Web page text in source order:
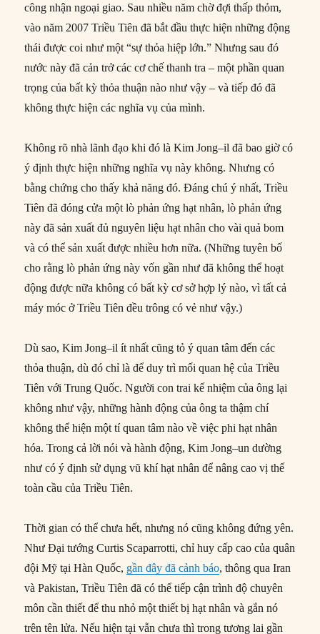
công nhận ngoại giao. Sau nhiều năm chờ đợi thấp thỏm,
vào năm 2007 Triều Tiên đã bắt đầu thực hiện những động
thái được coi như một “sự thỏa hiệp lớn.” Nhưng sau đó
nước này đã cản trở các cơ chế thanh tra – một phần quan
trọng của bất kỳ thỏa thuận nào như vậy – và tiếp đó đã
không thực hiện các nghĩa vụ của mình.
Không rõ nhà lãnh đạo khi đó là Kim Jong–il đã bao giờ có
ý định thực hiện những nghĩa vụ này không. Nhưng có
bằng chứng cho thấy khả năng đó. Đáng chú ý nhất, Triều
Tiên đã đóng cửa một lò phản ứng hạt nhân, lò phản ứng
này đã sản xuất đủ nguyên liệu hạt nhân cho vài quả bom
và có thể sản xuất được nhiều hơn nữa. (Những tuyên bố
cho rằng lò phản ứng này vốn gần như đã không thể hoạt
động được nữa không có bất kỳ cơ sở hợp lý nào, vì tất cả
máy móc ở Triều Tiên đều trông có vẻ như vậy.)
Dù sao, Kim Jong–il ít nhất cũng tỏ ý quan tâm đến các
thỏa thuận, dù đó chỉ là để duy trì mối quan hệ của Triều
Tiên với Trung Quốc. Người con trai kế nhiệm của ông lại
không như vậy, những hành động của ông ta thậm chí
không thể hiện một tí quan tâm nào về việc phi hạt nhân
hóa. Trong cả lời nói và hành động, Kim Jong–un dường
như có ý định sử dụng vũ khí hạt nhân để nâng cao vị thế
toàn cầu của Triều Tiên.
Thời gian có thể chưa hết, nhưng nó cũng không đứng yên.
Như Đại tướng Curtis Scaparrotti, chỉ huy cấp cao của quân
đội Mỹ tại Hàn Quốc, gần đây đã cảnh báo, thông qua Iran
và Pakistan, Triều Tiên đã có thể tiếp cận trình độ chuyên
môn cần thiết để thu nhỏ một thiết bị hạt nhân và gắn nó
trên tên lửa. Nếu hiện tại vẫn chưa thì trong tương lai gần